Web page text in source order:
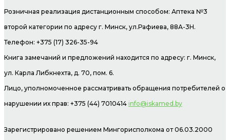
Розничная реализация дистанционным способом: Аптека №3
второй категории по адресу г. Минск, ул.Рафиева, 88А-3Н.
Телефон: +375 (17) 326-35-94
Книга замечаний и предложений находится по адресу: г. Минск,
ул. Карла Либкнехта, д. 70, пом. 6.
Лицо, уполномоченное рассматривать обращения потребителей о
нарушении их прав: +375 (44) 7010414 info@iskamed.by
Зарегистрировано решением Мингорисполкома от 06.03.2000